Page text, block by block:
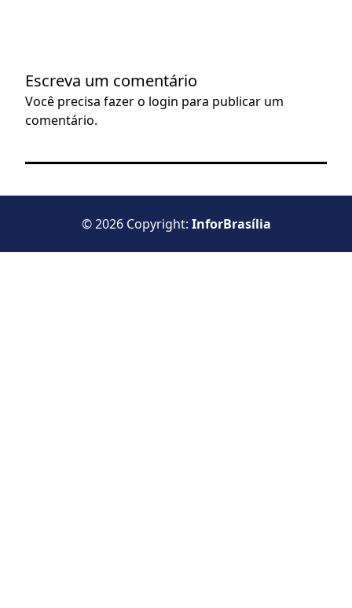
Escreva um comentário
Você precisa fazer o login para publicar um
comentário.
© 2026 Copyright: InforBrasília